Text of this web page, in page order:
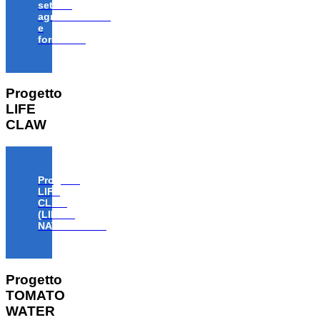
settore
agroalimentare
e
forestale”
Progetto
LIFE
CLAW
Progetto
LIFE
CLAW
(LIFE18
NAT/IT/000806)
Progetto
TOMATO
WATER